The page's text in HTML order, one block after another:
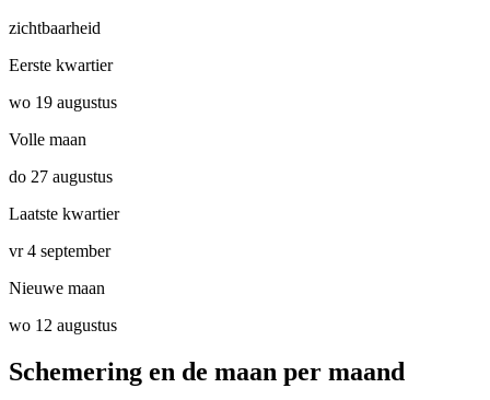
zichtbaarheid
Eerste kwartier
wo 19 augustus
Volle maan
do 27 augustus
Laatste kwartier
vr 4 september
Nieuwe maan
wo 12 augustus
Schemering en de maan per maand